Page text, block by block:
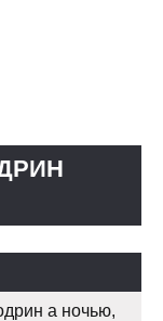
а ночью,